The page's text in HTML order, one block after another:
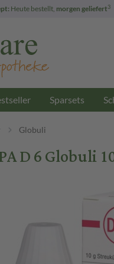
Heute bestellt, morgen geliefert3
Sparsets
Globuli
D 6 Globuli